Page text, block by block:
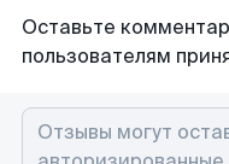
Оставьте
пользователям